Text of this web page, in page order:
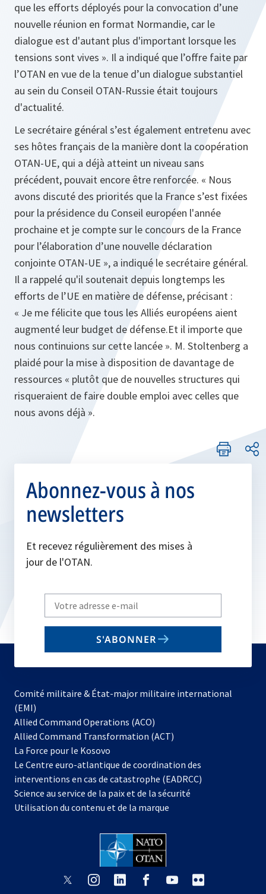
que les efforts déployés pour la convocation d’une
nouvelle réunion en format Normandie, car le
dialogue est d'autant plus d'important lorsque les
tensions sont vives ». Il a indiqué que l’offre faite par
l’OTAN en vue de la tenue d’un dialogue substantiel
au sein du Conseil OTAN-Russie était toujours
d'actualité.
Le secrétaire général s’est également entretenu avec
ses hôtes français de la manière dont la coopération
OTAN-UE, qui a déjà atteint un niveau sans
précédent, pouvait encore être renforcée. « Nous
avons discuté des priorités que la France s’est fixées
pour la présidence du Conseil européen l'année
prochaine et je compte sur le concours de la France
pour l’élaboration d’une nouvelle déclaration
conjointe OTAN-UE », a indiqué le secrétaire général.
Il a rappelé qu'il soutenait depuis longtemps les
efforts de l’UE en matière de défense, précisant :
« Je me félicite que tous les Alliés européens aient
augmenté leur budget de défense.Et il importe que
nous continuions sur cette lancée ». M. Stoltenberg a
plaidé pour la mise à disposition de davantage de
ressources « plutôt que de nouvelles structures qui
risqueraient de faire double emploi avec celles que
nous avons déjà ».
Abonnez-vous à nos
newsletters
Et recevez régulièrement des mises à
jour de l'OTAN.
Write
your
email
S'ABONNER
Comité militaire & État-major militaire international
(EMI)
Allied Command Operations (ACO)
dans
nouvel
onglet
Allied Command Transformation (ACT)
La Force pour le Kosovo
dans
un
nouvel
onglet
Le Centre euro-atlantique de coordination des
interventions en cas de catastrophe (EADRCC)
Science au service de la paix et de la sécurité
Utilisation du contenu et de la marque
s’ouvres’ouvres’ouvres’ouvres’ouvre